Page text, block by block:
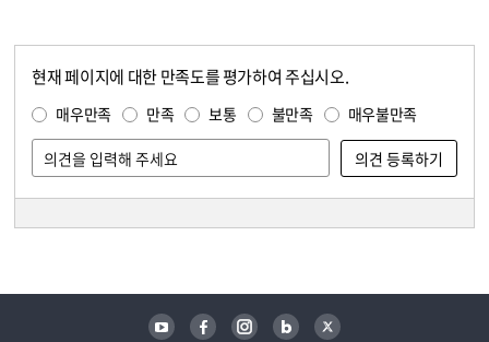
현재 페이지에 대한 만족도를 평가하여 주십시오.
매우만족 만족 보통 불만족 매우불만족
유튜브 페이스북 인스타그램 블로그 트위터